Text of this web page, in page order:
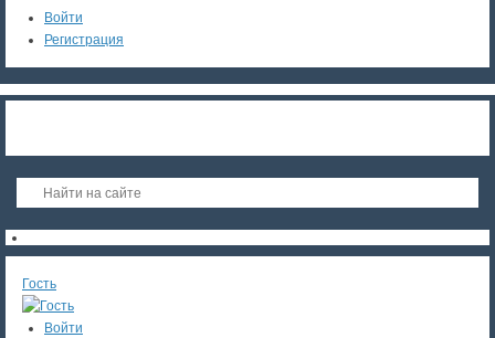
Войти
Регистрация
Гость
Войти